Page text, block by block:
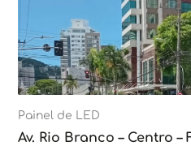
Painel de LED
Av. Rio Branco – Centro